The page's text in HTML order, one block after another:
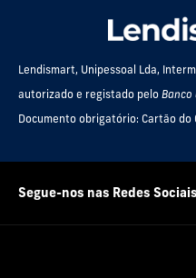
Lendismart, Unipessoal Lda,
autorizado e registado pelo Banco
Documento obrigatório: Cartão do
Segue-nos nas Redes